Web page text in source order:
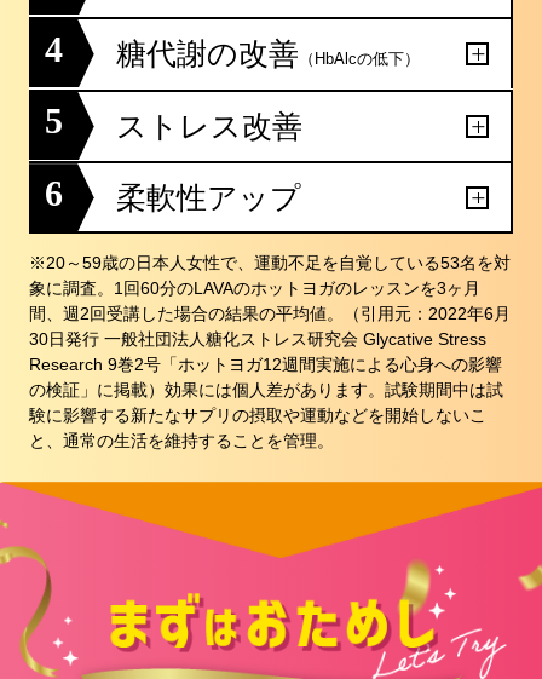
4 糖代謝の改善 （HbAlcの低下）
5 ストレス改善
6 柔軟性アップ
※20～59歳の日本人女性で、運動不足を自覚している53名を対
象に調査。1回60分のLAVAのホットヨガのレッスンを3ヶ月
間、週2回受講した場合の結果の平均値。（引用元：2022年6月
30日発行 一般社団法人糖化ストレス研究会 Glycative Stress
Research 9巻2号「ホットヨガ12週間実施による心身への影響
の検証」に掲載）効果には個人差があります。試験期間中は試
験に影響する新たなサプリの摂取や運動などを開始しないこ
と、通常の生活を維持することを管理。